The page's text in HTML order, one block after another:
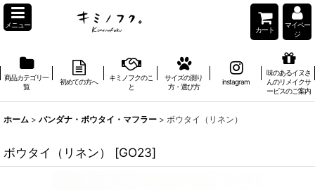
メニュー
カート
マイペー
ジ
商品カテゴリ一
覧
初めての方へ
キミノフクのこ
と
サイズの測り
方・選び方
instagram
味のあるイヌさ
んのリメイクサ
ービスのご案内
ホーム > バンダナ・ボウタイ・マフラー > ボウタイ（リネン）
ボウタイ（リネン） [GO23]